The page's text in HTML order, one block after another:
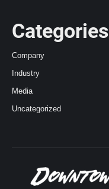
Categories
Company
Industry
Media
Uncategorized